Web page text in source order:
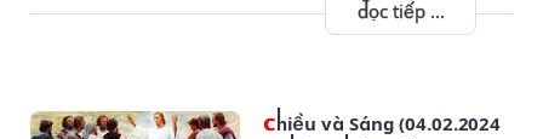
đọc tiếp ...
Chiều và Sáng (04.02.2024